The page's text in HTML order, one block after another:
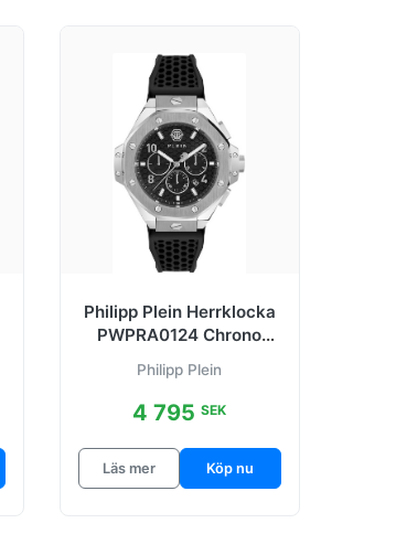
Philipp Plein Herrklocka
PWPRA0124 Chrono
mm
Philipp Plein
4 795SEK
Läs mer Köp nu